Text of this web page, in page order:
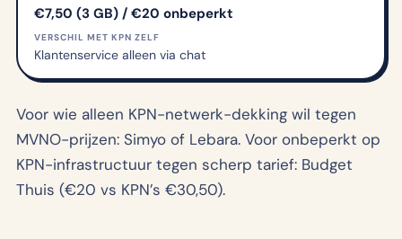
€7,50 (3 GB) / €20 onbeperkt
VERSCHIL MET KPN ZELF
Klantenservice alleen via chat
Voor wie alleen KPN-netwerk-dekking wil tegen
MVNO-prijzen: Simyo of Lebara. Voor onbeperkt op
KPN-infrastructuur tegen scherp tarief: Budget
Thuis (€20 vs KPN’s €30,50).